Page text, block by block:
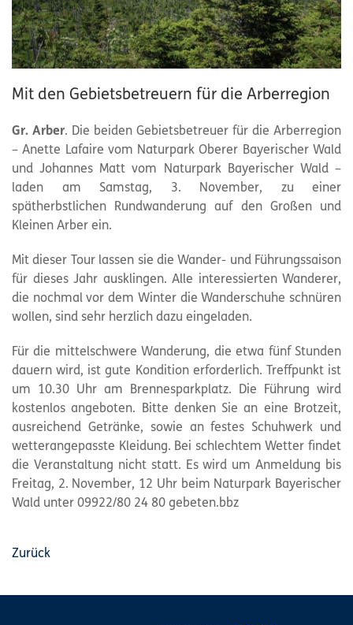
Mit den Gebietsbetreuern für die Arberregion
Gr. Arber. Die beiden Gebietsbetreuer für die Arberregion
– Anette Lafaire vom Naturpark Oberer Bayerischer Wald
und Johannes Matt vom Naturpark Bayerischer Wald –
laden am Samstag, 3. November, zu einer
spätherbstlichen Rundwanderung auf den Großen und
Kleinen Arber ein.
Mit dieser Tour lassen sie die Wander- und Führungssaison
für dieses Jahr ausklingen. Alle interessierten Wanderer,
die nochmal vor dem Winter die Wanderschuhe schnüren
wollen, sind sehr herzlich dazu eingeladen.
Für die mittelschwere Wanderung, die etwa fünf Stunden
dauern wird, ist gute Kondition erforderlich. Treffpunkt ist
um 10.30 Uhr am Brennesparkplatz. Die Führung wird
kostenlos angeboten. Bitte denken Sie an eine Brotzeit,
ausreichend Getränke, sowie an festes Schuhwerk und
wetterangepasste Kleidung. Bei schlechtem Wetter findet
die Veranstaltung nicht statt. Es wird um Anmeldung bis
Freitag, 2. November, 12 Uhr beim Naturpark Bayerischer
Wald unter 09922/80 24 80 gebeten.bbz
Zurück